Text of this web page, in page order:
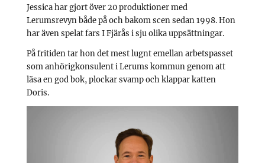
Jessica har gjort över 20 produktioner med
Lerumsrevyn både på och bakom scen sedan 1998. Hon
har även spelat fars I Fjärås i sju olika uppsättningar.
På fritiden tar hon det mest lugnt emellan arbetspasset
som anhörigkonsulent i Lerums kommun genom att
läsa en god bok, plockar svamp och klappar katten
Doris.